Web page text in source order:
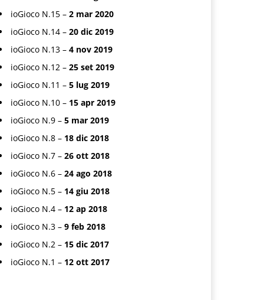
ioGioco N.15 – 2 mar 2020
ioGioco N.14 – 20 dic 2019
ioGioco N.13 – 4 nov 2019
ioGioco N.12 – 25 set 2019
ioGioco N.11 – 5 lug 2019
ioGioco N.10 – 15 apr 2019
ioGioco N.9 – 5 mar 2019
ioGioco N.8 – 18 dic 2018
ioGioco N.7 – 26 ott 2018
ioGioco N.6 – 24 ago 2018
ioGioco N.5 – 14 giu 2018
ioGioco N.4 – 12 ap 2018
ioGioco N.3 – 9 feb 2018
ioGioco N.2 – 15 dic 2017
ioGioco N.1 – 12 ott 2017